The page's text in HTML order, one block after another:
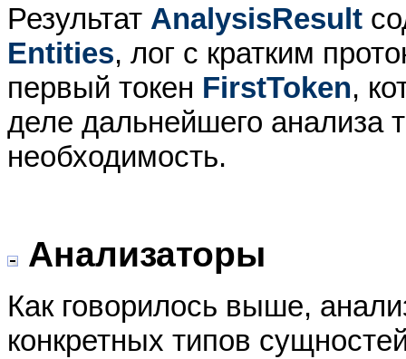
Результат AnalysisResult
Entities, лог с кратким
первый токен FirstToken,
деле дальнейшего анализа
необходимость.
Анализаторы
Как говорилось выше,
конкретных типов